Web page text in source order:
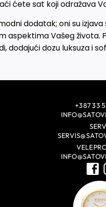
ćete sat koji odražava
dodatak; oni su
aspektima Vašeg
dodajući dozu luksuza i
+387 33